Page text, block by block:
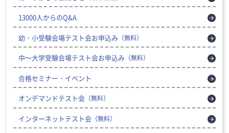
13000人からのQ&A
幼・小受験会場テスト会お申込み （無料）
中～大学受験会場テスト会お申込み （無料）
合格セミナー・イベント
オンデマンドテスト会 （無料）
インターネットテスト会 （無料）